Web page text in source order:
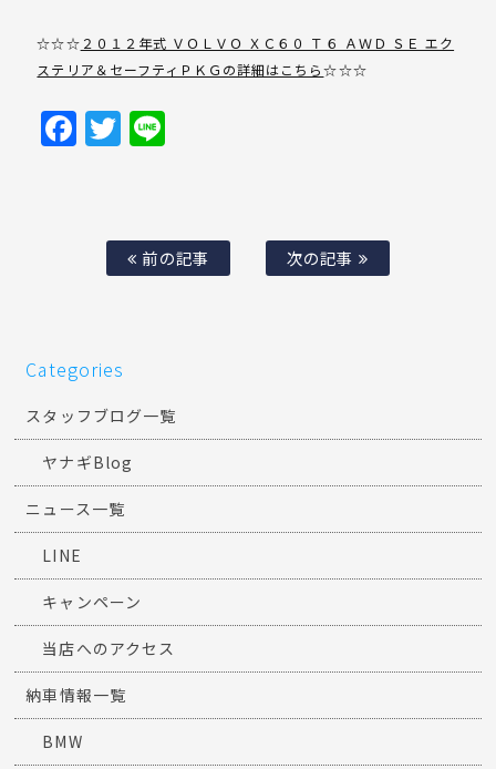
☆☆☆ ２０１２年式 ＶＯＬＶＯ ＸＣ６０ Ｔ６ ＡＷＤ ＳＥ エク
ステリア＆セーフティＰＫＧの詳細はこちら☆☆☆
Facebook
Twitter
前の記事 次の記事
Categories
スタッフブログ一覧
ヤナギBlog
ニュース一覧
LINE
キャンペーン
当店へのアクセス
納車情報一覧
BMW